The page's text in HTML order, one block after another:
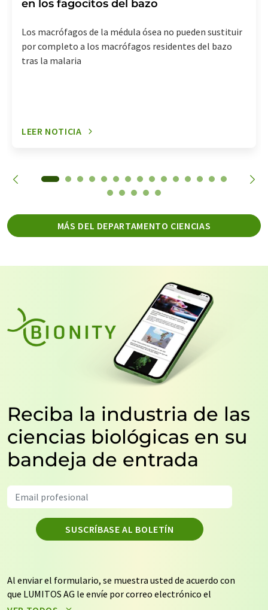
en los fagocitos del bazo
Los macrófagos de la médula ósea no pueden sustituir
por completo a los macrófagos residentes del bazo
tras la malaria
LEER NOTICIA
MÁS DEL DEPARTAMENTO CIENCIAS
Reciba la industria de las
ciencias biológicas en su
bandeja de entrada
SUSCRÍBASE AL BOLETÍN
Al enviar el formulario, se muestra usted de acuerdo con
que LUMITOS AG le envíe por correo electrónico el